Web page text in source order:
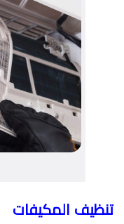
تنظيف المكيفات